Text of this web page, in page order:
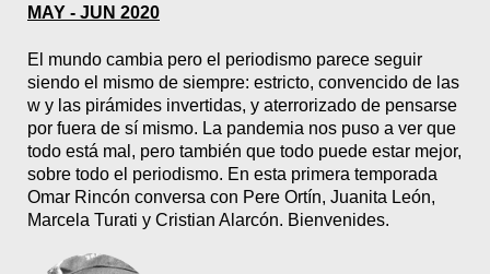
MAY - JUN 2020
El mundo cambia pero el periodismo parece seguir
siendo el mismo de siempre: estricto, convencido de las
w y las pirámides invertidas, y aterrorizado de pensarse
por fuera de sí mismo. La pandemia nos puso a ver que
todo está mal, pero también que todo puede estar mejor,
sobre todo el periodismo. En esta primera temporada
Omar Rincón conversa con Pere Ortín, Juanita León,
Marcela Turati y Cristian Alarcón. Bienvenides.